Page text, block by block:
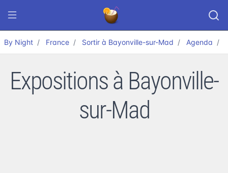
By Night France Sortir à Bayonville-sur-Mad Agenda
Expositions à Bayonville-
sur-Mad